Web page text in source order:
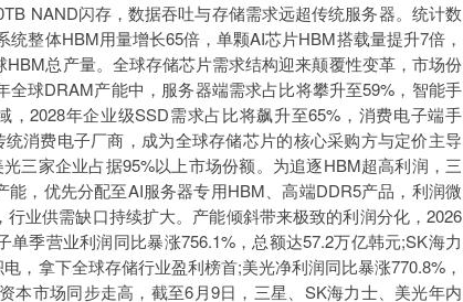
NAND闪存，数据吞吐与存储需求远超传统服务器。统计数
整体HBM用量增长65倍，单颗AI芯片HBM搭载量提升7倍，
总产量。全球存储芯片需求结构迎来颠覆性变革，市场份
球DRAM产能中，服务器端需求占比将攀升至59%，智能手
2028年企业级SSD需求占比将飙升至65%，消费电子端手
消费电子厂商，成为全球存储芯片的核心采购方与定价主导
三家企业占据95%以上市场份额。为追逐HBM超高利润，三
，优先分配至AI服务器专用HBM、高端DDR5产品，利润微
业供需缺口持续扩大。产能倾斜带来极致的利润分化，2026
季营业利润同比暴涨756.1%，总额达57.2万亿韩元;SK海力
，拿下全球存储行业盈利榜首;美光净利润同比暴涨770.8%，
本市场同步走高，截至6月9日，三星、SK海力士、美光年内